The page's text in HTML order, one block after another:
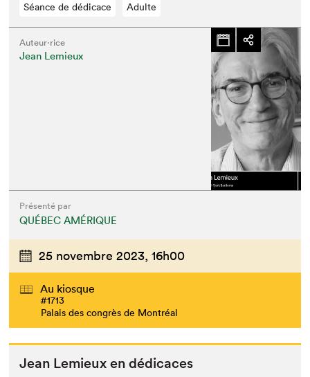
Séance de dédicace Adulte
Auteur·rice
Jean Lemieux
Présenté par
QUÉBEC AMÉRIQUE
25 novembre 2023, 16h00
Au kiosque
#1713
Palais des congrès de Montréal
Jean Lemieux en dédicaces